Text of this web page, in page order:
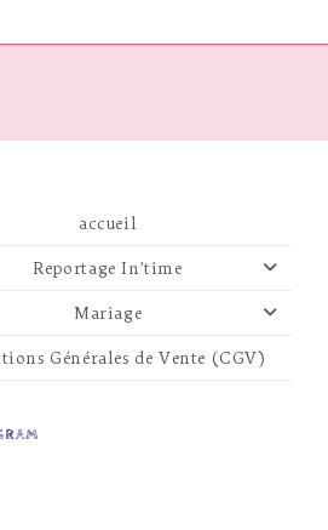
accueil
Reportage In’time
Mariage
Générales de Vente (CGV)